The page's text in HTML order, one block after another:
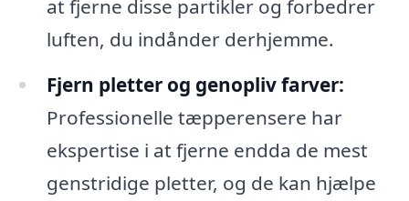
at fjerne disse partikler og forbedrer
luften, du indånder derhjemme.
Fjern pletter og genopliv farver:
Professionelle tæpperensere har
ekspertise i at fjerne endda de mest
genstridige pletter, og de kan hjælpe